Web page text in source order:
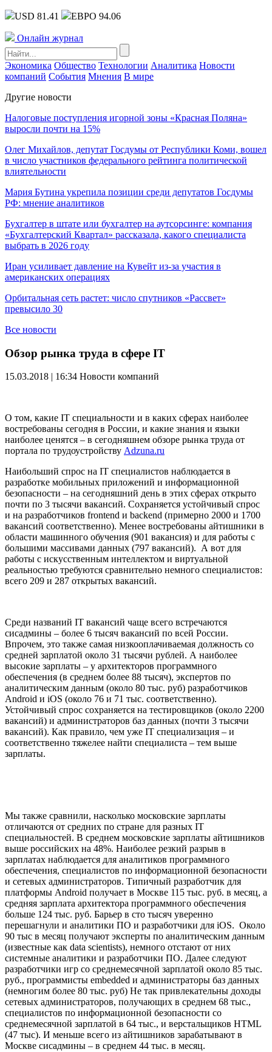
USD 81.41 ЕВРО 94.06
Онлайн журнал
Экономика Общество Технологии Аналитика Новости
компаний События Мнения В мире
Другие новости
Налоговые поступления игорной зоны «Красная Поляна»
выросли почти на 15%
Олег Михайлов, депутат Госдумы от Республики Коми, вошел
в число участников федерального рейтинга политической
влиятельности
Мария Бутина укрепила позиции среди депутатов Госдумы
РФ: мнение аналитиков
Бухгалтер в штате или бухгалтер на аутсорсинге: компания
«Бухгалтерский Квартал» рассказала, какого специалиста
выбрать в 2026 году
Иран усиливает давление на Кувейт из-за участия в
американских операциях
Орбитальная сеть растет: число спутников «Рассвет»
превысило 30
Все новости
Обзор рынка труда в сфере IT
15.03.2018 | 16:34 Новости компаний
О том, какие IT специальности и в каких сферах наиболее
востребованы сегодня в России, и какие знания и языки
наиболее ценятся – в сегодняшнем обзоре рынка труда от
портала по трудоустройству Adzuna.ru
Наибольший спрос на IT специалистов наблюдается в
разработке мобильных приложений и информационной
безопасности – на сегодняшний день в этих сферах открыто
почти по 3 тысячи вакансий. Сохраняется устойчивый спрос
и на разработчиков frontend и backend (примерно 2000 и 1700
вакансий соответственно). Менее востребованы айтишники в
области машинного обучения (901 вакансия) и для работы с
большими массивами данных (797 вакансий). А вот для
работы с искусственным интеллектом и виртуальной
реальностью требуются сравнительно немного специалистов:
всего 209 и 287 открытых вакансий.
Среди названий IT вакансий чаще всего встречаются
сисадмины – более 6 тысяч вакансий по всей России.
Впрочем, это также самая низкооплачиваемая должность со
средней зарплатой около 31 тысячи рублей. А наиболее
высокие зарплаты – у архитекторов программного
обеспечения (в среднем более 88 тысяч), экспертов по
аналитическим данным (около 80 тыс. руб) разработчиков
Android и iOS (около 76 и 71 тыс. соответственно).
Устойчивый спрос сохраняется на тестировщиков (около 2200
вакансий) и администраторов баз данных (почти 3 тысячи
вакансий). Как правило, чем уже IT специализация – и
соответственно тяжелее найти специалиста – тем выше
зарплаты.
Мы также сравнили, насколько московские зарплаты
отличаются от средних по стране для разных IT
специальностей. В среднем московские зарплаты айтишников
выше российских на 48%. Наиболее резкий разрыв в
зарплатах наблюдается для аналитиков программного
обеспечения, специалистов по информационной безопасности
и сетевых администраторов. Типичный разработчик для
платформы Android получает в Москве 115 тыс. руб. в месяц, а
средняя зарплата архитектора программного обеспечения
больше 124 тыс. руб. Барьер в сто тысяч уверенно
перешагнули и аналитики ПО и разработчики для iOS. Около
90 тыс в месяц получают эксперты по аналитическим данным
(известные как data scientists), немного отстают от них
системные аналитики и разработчики ПО. Далее следуют
разработчики игр со среднемесячной зарплатой около 85 тыс.
руб., программисты embedded и администраторы баз данных
(немногим более 80 тыс. руб) Не так привлекательны доходы
сетевых администраторов, получающих в среднем 68 тыс.,
специалистов по информационной безопасности со
среднемесячной зарплатой в 64 тыс., и верстальщиков HTML
(47 тыс). И меньше всего из айтишников зарабатывают в
Москве сисадмины – в среднем 44 тыс. в месяц.